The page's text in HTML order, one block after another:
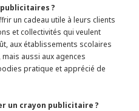
?
un cadeau utile à leurs clients
et collectivités qui veulent
aux établissements scolaires
aussi aux agences
pratique et apprécié de
un crayon publicitaire ?